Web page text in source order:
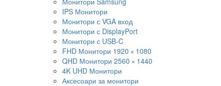
IPS Монитори
Монитори с VGA вход
Монитори с DisplayPort
Монитори с USB-C
FHD Монитори 1920 × 1080
QHD Монитори 2560 × 1440
4K UHD Монитори
Аксесоари за монитори